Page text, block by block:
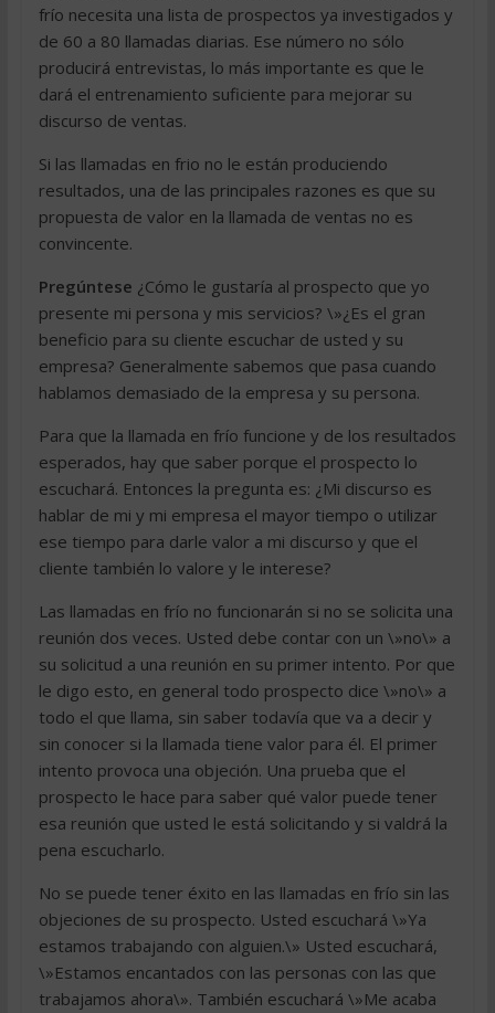
frío necesita una lista de prospectos ya investigados y
de 60 a 80 llamadas diarias. Ese número no sólo
producirá entrevistas, lo más importante es que le
dará el entrenamiento suficiente para mejorar su
discurso de ventas.
Si las llamadas en frio no le están produciendo
resultados, una de las principales razones es que su
propuesta de valor en la llamada de ventas no es
convincente.
Pregúntese ¿Cómo le gustaría al prospecto que yo
presente mi persona y mis servicios? \»¿Es el gran
beneficio para su cliente escuchar de usted y su
empresa? Generalmente sabemos que pasa cuando
hablamos demasiado de la empresa y su persona.
Para que la llamada en frío funcione y de los resultados
esperados, hay que saber porque el prospecto lo
escuchará. Entonces la pregunta es: ¿Mi discurso es
hablar de mi y mi empresa el mayor tiempo o utilizar
ese tiempo para darle valor a mi discurso y que el
cliente también lo valore y le interese?
Las llamadas en frío no funcionarán si no se solicita una
reunión dos veces. Usted debe contar con un \»no\» a
su solicitud a una reunión en su primer intento. Por que
le digo esto, en general todo prospecto dice \»no\» a
todo el que llama, sin saber todavía que va a decir y
sin conocer si la llamada tiene valor para él. El primer
intento provoca una objeción. Una prueba que el
prospecto le hace para saber qué valor puede tener
esa reunión que usted le está solicitando y si valdrá la
pena escucharlo.
No se puede tener éxito en las llamadas en frío sin las
objeciones de su prospecto. Usted escuchará \»Ya
estamos trabajando con alguien.\» Usted escuchará,
\»Estamos encantados con las personas con las que
trabajamos ahora\». También escuchará \»Me acaba